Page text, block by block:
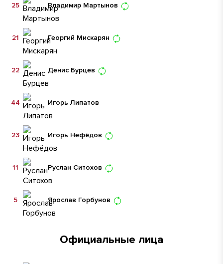
Владимир Мартынов
25
Георгий Мискарян
21
Денис Бурцев
22
Игорь Липатов
44
Игорь Нефёдов
23
Руслан Ситохов
11
Ярослав Горбунов
5
Официальные лица